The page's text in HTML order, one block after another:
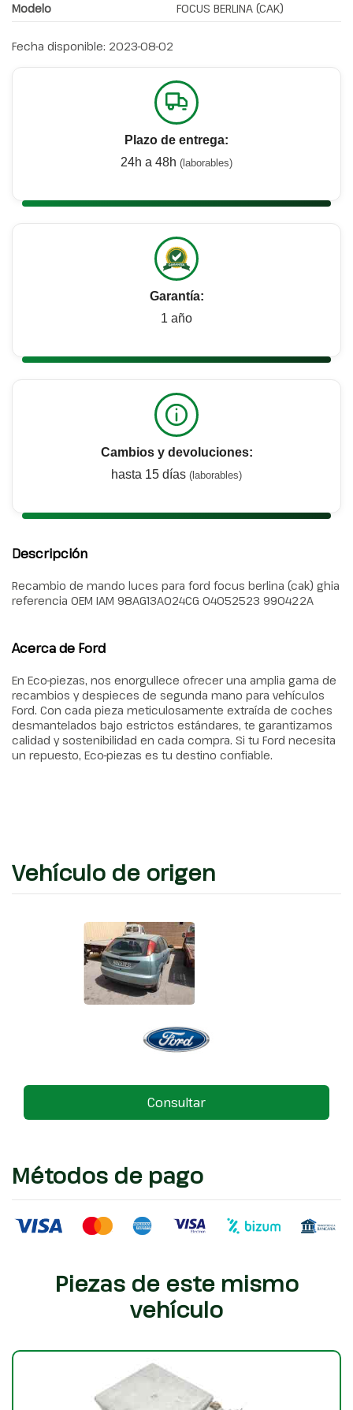
Modelo
FOCUS BERLINA (CAK)
Fecha disponible: 2023-08-02
Plazo de entrega:
24h a 48h (laborables)
Garantía:
1 año
Cambios y devoluciones:
hasta 15 días (laborables)
Descripción
Recambio de mando luces para ford focus berlina (cak) ghia
referencia OEM IAM 98AG13A024CG 04052523 990422A
Acerca de Ford
En Eco-piezas, nos enorgullece ofrecer una amplia gama de
recambios y despieces de segunda mano para vehículos
Ford. Con cada pieza meticulosamente extraída de coches
desmantelados bajo estrictos estándares, te garantizamos
calidad y sostenibilidad en cada compra. Si tu Ford necesita
un repuesto, Eco-piezas es tu destino confiable.
Vehículo de origen
Consultar
Métodos de pago
Piezas de este mismo
vehículo